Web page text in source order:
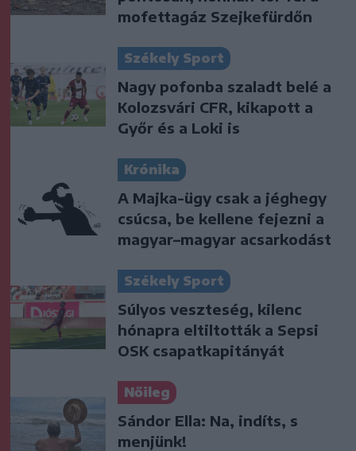
mofettagáz Szejkefürdőn
Székely Sport
Nagy pofonba szaladt belé a
Kolozsvári CFR, kikapott a
Győr és a Loki is
Krónika
A Majka-ügy csak a jéghegy
csúcsa, be kellene fejezni a
magyar–magyar acsarkodást
Székely Sport
Súlyos veszteség, kilenc
hónapra eltiltották a Sepsi
OSK csapatkapitányát
Nőileg
Sándor Ella: Na, indíts, s
menjünk!